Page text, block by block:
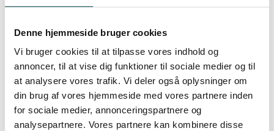
Denne hjemmeside bruger cookies
Vi bruger cookies til at tilpasse vores indhold og
annoncer, til at vise dig funktioner til sociale medier og til
at analysere vores trafik. Vi deler også oplysninger om
din brug af vores hjemmeside med vores partnere inden
for sociale medier, annonceringspartnere og
analysepartnere. Vores partnere kan kombinere disse
Efter